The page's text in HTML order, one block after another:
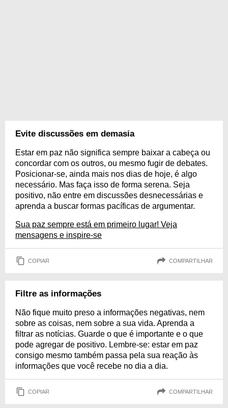
Evite discussões em demasia
Estar em paz não significa sempre baixar a cabeça ou
concordar com os outros, ou mesmo fugir de debates.
Posicionar-se, ainda mais nos dias de hoje, é algo
necessário. Mas faça isso de forma serena. Seja
positivo, não entre em discussões desnecessárias e
aprenda a buscar formas pacíficas de argumentar.
Sua paz sempre está em primeiro lugar! Veja
mensagens e inspire-se
COPIAR COMPARTILHAR
Filtre as informações
Não fique muito preso a informações negativas, nem
sobre as coisas, nem sobre a sua vida. Aprenda a
filtrar as notícias. Guarde o que é importante e o que
pode agregar de positivo. Lembre-se: estar em paz
consigo mesmo também passa pela sua reação às
informações que você recebe no dia a dia.
COPIAR COMPARTILHAR